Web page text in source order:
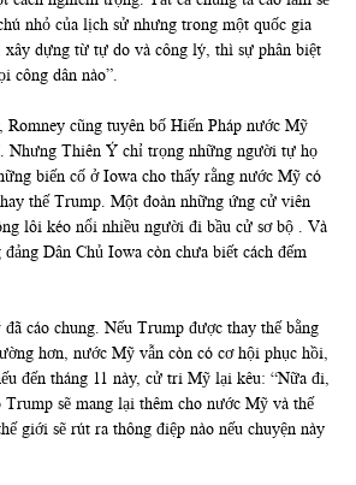
nhỏ của lịch sử nhưng trong một quốc gia
xây dựng từ tự do và công lý, thì sự phân biệt
công dân nào”.
Romney cũng tuyên bố Hiến Pháp nước Mỹ
Nhưng Thiên Ý chỉ trọng những người tự họ
biến cố ở Iowa cho thấy rằng nước Mỹ có
thế Trump. Một đoàn những ứng cử viên
lôi kéo nổi nhiều người đi bầu cử sơ bộ . Và
Dân Chủ Iowa còn chưa biết cách đếm
cáo chung. Nếu Trump được thay thế bằng
hơn, nước Mỹ vẫn còn có cơ hội phục hồi,
đến tháng 11 này, cử tri Mỹ lại kêu: “Nữa đi,
Trump sẽ mang lại thêm cho nước Mỹ và thế
giới sẽ rút ra thông điệp nào nếu chuyện này